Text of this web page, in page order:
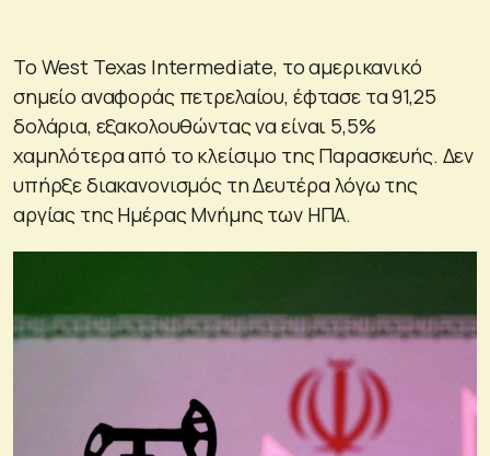
Το West Texas Intermediate, το αμερικανικό
σημείο αναφοράς πετρελαίου, έφτασε τα 91,25
δολάρια, εξακολουθώντας να είναι 5,5%
χαμηλότερα από το κλείσιμο της Παρασκευής. Δεν
υπήρξε διακανονισμός τη Δευτέρα λόγω της
αργίας της Ημέρας Μνήμης των ΗΠΑ.